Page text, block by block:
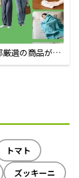
選の商品が買
トマト
ズッキーニ